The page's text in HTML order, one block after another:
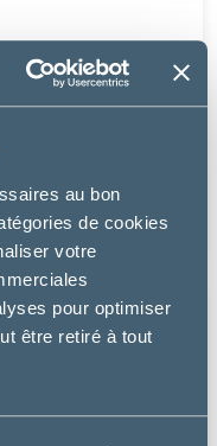
au bon
de cookies
votre
pour optimiser
être retiré à tout
LA DINDE